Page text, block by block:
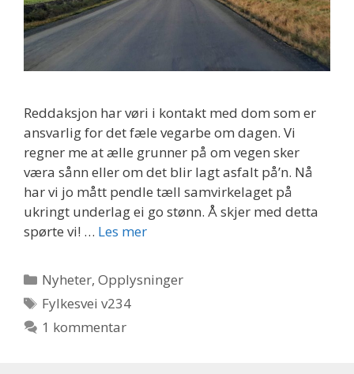
Reddaksjon har vøri i kontakt med dom som er
ansvarlig for det fæle vegarbe om dagen. Vi
regner me at ælle grunner på om vegen sker
væra sånn eller om det blir lagt asfalt på’n. Nå
har vi jo mått pendle tæll samvirkelaget på
ukringt underlag ei go stønn. Å skjer med detta
spørte vi! … Les mer
Kategorier
Nyheter,Opplysninger
Stikkord
Fylkesvei v234
1 kommentar